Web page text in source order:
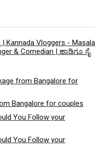
| Kannada Vloggers - Masala
& Comedian | ಹಾಡಿಗೂ ಸೈ
from Bangalore for
Bangalore for couples
You Follow your
You Follow your